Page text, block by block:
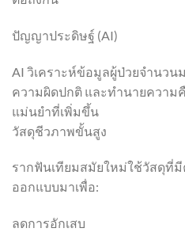
ปัญญาประดิษฐ์ (AI)
AI วิเคราะห์ข้อมูลผู้ป่วยจำนวน
ความผิดปกติ และทำนายความ
แม่นยำที่เพิ่มขึ้น
วัสดุชีวภาพขั้นสูง
รากฟันเทียมสมัยใหม่ใช้วัสดุที่
ออกแบบมาเพื่อ:
ลดการอักเสบ